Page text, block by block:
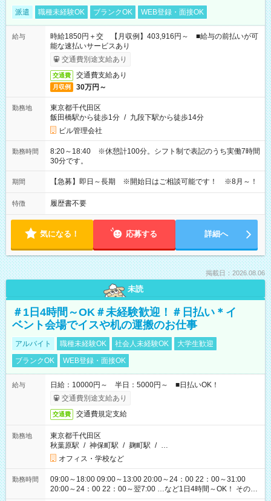
派遣 職種未経験OK ブランクOK WEB登録・面接OK
給与
時給1850円＋交 【月収例】403,916円～ ■給与の前払いが可
能な速払いサービスあり
交通費別途支給あり
交通費 交通費支給あり
月収例 30万円～
勤務地
東京都千代田区
飯田橋駅から徒歩1分 / 九段下駅から徒歩14分
ビル管理会社
勤務時間
8:20～18:40 ※休憩計100分。シフト制で表記のうち実働7時間
30分です。
期間 【急募】即日～長期 ※開始日はご相談可能です！ ※8月～！
特徴 履歴書不要
気になる！ 応募する 詳細へ
掲載日：2026.08.06
未読
＃1日4時間～OK＃未経験歓迎！＃日払い＊イ
ベント会場でイスや机の運搬のお仕事
アルバイト 職種未経験OK 社会人未経験OK
大学生歓迎
ブランクOK
WEB登録・面接OK
給与
日給：10000円～ 半日：5000円～ ■日払いOK！
交通費別途支給あり
交通費 交通費規定支給
勤務地
東京都千代田区
秋葉原駅 / 神保町駅 / 麹町駅 / …
オフィス・学校など
勤務時間
09:00～18:00 09:00～13:00 20:00～24：00 22：00～31:00
20:00～24：00 22：00～翌7:00 …など1日4時間～OK！ その他
シフトもございます！ お気軽にご相談ください！